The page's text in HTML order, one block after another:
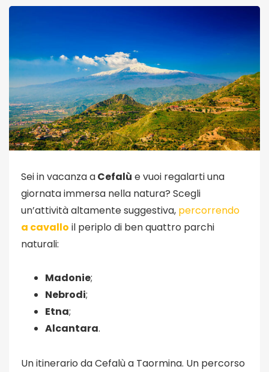
Sei in vacanza aCefalù e vuoi regalarti una
giornata immersa nella natura? Scegli
un’attività altamente suggestiva, percorrendo
a cavallo il periplo di ben quattro parchi
naturali:
Madonie;
Nebrodi;
Etna;
Alcantara.
Un itinerario da Cefalù a Taormina. Un percorso